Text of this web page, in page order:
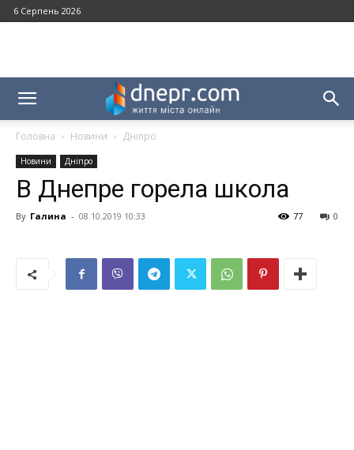
6 Серпень 2026
Головна Новини Дніпро
Новини Дніпро
В Днепре горела школа
By Галина - 08.10.2019 10:33 0
77